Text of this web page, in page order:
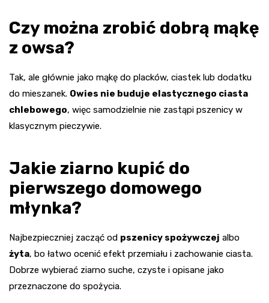
Czy można zrobić dobrą mąkę
z owsa?
Tak, ale głównie jako mąkę do placków, ciastek lub dodatku
do mieszanek. Owies nie buduje elastycznego ciasta
chlebowego, więc samodzielnie nie zastąpi pszenicy w
klasycznym pieczywie.
Jakie ziarno kupić do
pierwszego domowego
młynka?
Najbezpieczniej zacząć od pszenicy spożywczej albo
żyta, bo łatwo ocenić efekt przemiału i zachowanie ciasta.
Dobrze wybierać ziarno suche, czyste i opisane jako
przeznaczone do spożycia.